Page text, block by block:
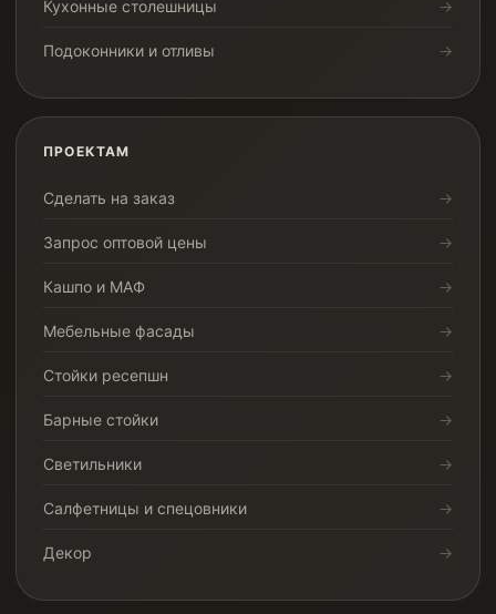
Кухонные столешницы
Подоконники и отливы
ПРОЕКТАМ
Сделать на заказ
Запрос оптовой цены
Кашпо и МАФ
Мебельные фасады
Стойки ресепшн
Барные стойки
Светильники
Салфетницы и спецовники
Декор